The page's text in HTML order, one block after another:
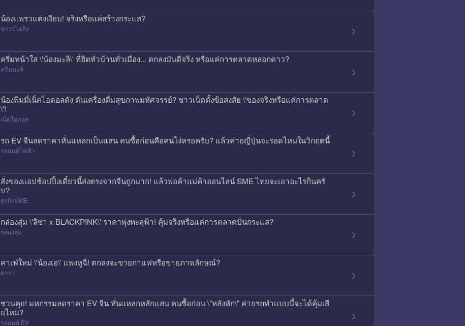
น้องแพรวแต่งเงียบ! จริงหรือแค่สร้างกระแส?
ข่าวบันเทิง
ครีมหน้าใส \'น้องมะลิ\' ที่ฮิตทั่วบ้านทั่วเมือง... ตกลงมันดีจริง หรือแค่การตลาดหลอกดาว?
ครีมมะลิ
น้องพิมมี่เน็ตไอดอลดัง ดันเครื่องดื่มสุขภาพมหัศจรรย์? ชาวเน็ตตั้งข้อสงสัย \'ของจริงหรือแค่การตลาด
\'!
เน็ตไอดอล
รถ EV จีนลดราคาหั่นแหลกเป็นแสน คนซื้อก่อนคือคนโง่หรอครับ? แล้วค่ายญี่ปุ่นจะรอดไหมในวิกฤตนี้
รถยนต์ไฟฟ้า
สั่งของแอปช้อปปิ้งเดี๋ยวนี้ส่งตรงจากจีนถูกมาก! แล้วพ่อค้าแม่ค้าออนไลน์ SME ไทยจะเอาอะไรกินครั
บ?
ธุรกิจSME
กล่องสุ่ม \'ลิซ่า x BLACKPINK\' ราคาพุ่งทะลุฟ้า! คุ้มจริงหรือแค่การตลาดปั่นกระแส?
กล่องสุ่ม
คาเฟ่ใหม่ \'น้องเอ\' แพงหูฉี่! ตกลงจะขายกาแฟหรือขายภาพลักษณ์?
ดารา
ชวนคุย! มหกรรมลดราคา EV จีน หั่นแหลกหลักแสน คนซื้อก่อน \"หลังหัก\" ค่ายรถทำแบบนี้จะได้คุ้มเสี
ยไหม?
รถยนต์ EV